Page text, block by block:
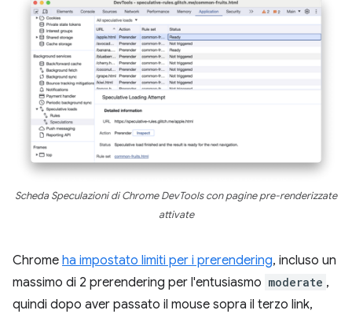
Scheda Speculazioni di Chrome DevTools con pagine pre-renderizzate
attivate
Chrome ha impostato limiti per i prerendering, incluso un
massimo di 2 prerendering per l'entusiasmo moderate ,
quindi dopo aver passato il mouse sopra il terzo link,